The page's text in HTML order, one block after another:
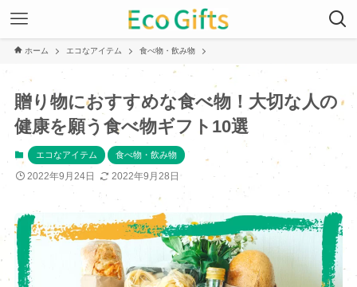
ホーム エコなアイテム 食べ物・飲み物
贈り物におすすめな食べ物！大切な人の
健康を願う食べ物ギフト10選
エコなアイテム 食べ物・飲み物
2022年9月24日 2022年9月28日